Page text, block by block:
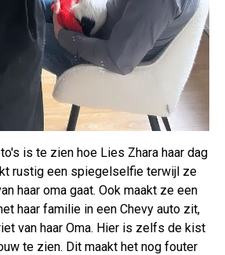
is te zien hoe Lies Zhara haar dag
rustig een spiegelselfie terwijl ze
haar oma gaat. Ook maakt ze een
haar familie in een Chevy auto zit,
van haar Oma. Hier is zelfs de kist
te zien. Dit maakt het nog fouter